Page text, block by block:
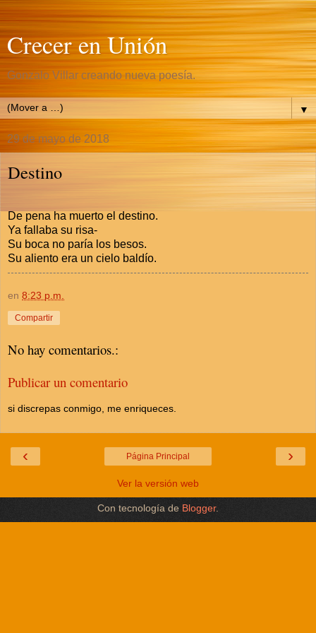
Crecer en Unión
Gonzalo Villar creando nueva poesía.
▼
29 de mayo de 2018
Destino
De pena ha muerto el destino.
Ya fallaba su risa-
Su boca no paría los besos.
Su aliento era un cielo baldío.
en 8:23 p.m.
Compartir
No hay comentarios.:
Publicar un comentario
si discrepas conmigo, me enriqueces.
‹ ›
Página Principal
Ver la versión web
Con tecnología de Blogger.